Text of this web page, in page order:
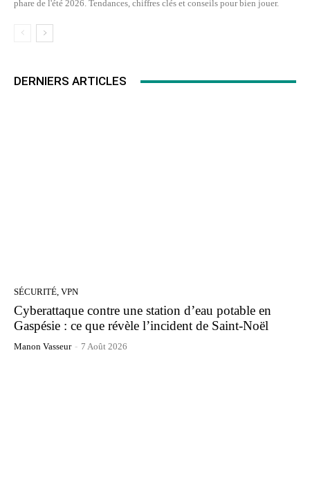
phare de l'été 2026. Tendances, chiffres clés et conseils pour bien jouer.
DERNIERS ARTICLES
SÉCURITÉ, VPN
Cyberattaque contre une station d’eau potable en
Gaspésie : ce que révèle l’incident de Saint-Noël
Manon Vasseur - 7 Août 2026